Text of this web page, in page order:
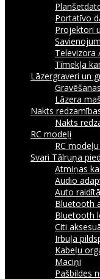
Portatīvo
Projektori
Televizora
Tīmekļa
Lāzergraveri un
Lāzera
Nakts
Nakts
RC modeļi
RC
Svari Tālruņa
Atmiņas
Audio
Auto
Bluetooth
Bluetooth
Citi
Irbuļa
Kabeļu
Maciņi
Pašbildes